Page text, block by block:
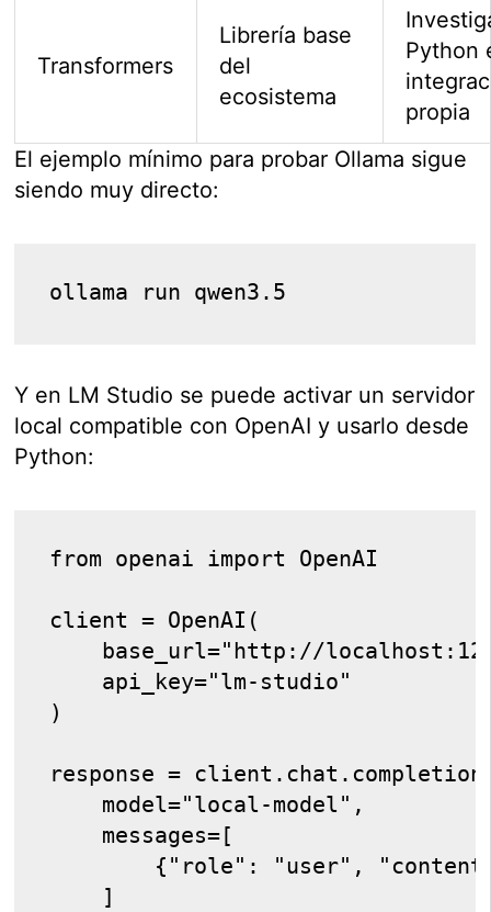
Transformers
Librería base
del
ecosistema
Python
propia
El ejemplo mínimo para probar Ollama sigue
siendo muy directo:
ollama run qwen3.5
Y en LM Studio se puede activar un servidor
local compatible con OpenAI y usarlo desde
Python:
from openai import OpenAI
client = OpenAI(
base_url="http://
    api_key="lm-studio"
)
response =
    model="local-model",
    messages=[
{"role": "user",
    ]